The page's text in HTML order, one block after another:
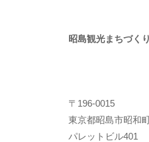
昭島観光まちづく
〒196-0015
東京都昭島市昭和
パレットビル401